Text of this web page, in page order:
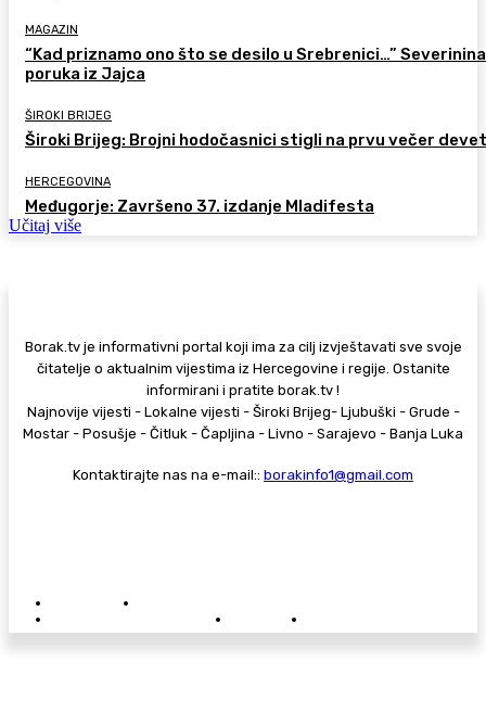
MAGAZIN
“Kad priznamo ono što se desilo u Srebrenici…” Severinina
poruka iz Jajca
ŠIROKI BRIJEG
Široki Brijeg: Brojni hodočasnici stigli na prvu večer
HERCEGOVINA
Međugorje: Završeno 37. izdanje Mladifesta
Učitaj više
Borak.tv je informativni portal koji ima za cilj izvještavati sve svoje
čitatelje o aktualnim vijestima iz Hercegovine i regije. Ostanite
informirani i pratite borak.tv !
Najnovije vijesti - Lokalne vijesti - Široki Brijeg- Ljubuški - Grude -
Mostar - Posušje - Čitluk - Čapljina - Livno - Sarajevo - Banja Luka
Kontaktirajte nas na e-mail:: borakinfo1@gmail.com